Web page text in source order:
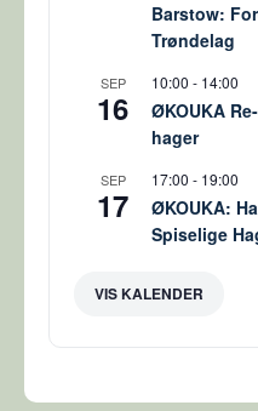
Barstow:
Trøndelag
SEP
16
10:00 - 14:00
ØKOUKA
hager
SEP
17
17:00 - 19:00
ØKOUKA:
Spiselige
VIS KALENDER